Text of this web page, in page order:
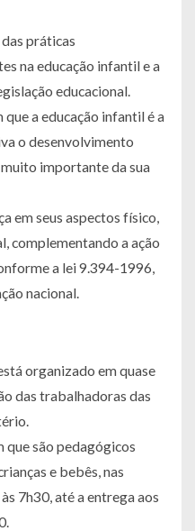
práticas
na educação infantil e a
educacional.
a educação infantil é a
o desenvolvimento
importante da sua
em seus aspectos físico,
complementando a ação
a lei 9.394-1996,
nacional.
organizado em quase
das trabalhadoras das
que são pedagógicos
e bebês, nas
7h30, até a entrega aos